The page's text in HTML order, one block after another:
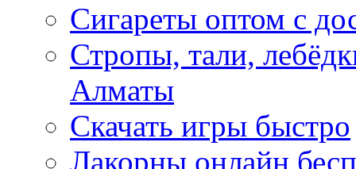
Сигареты оптом с
Стропы, тали,
Алматы
Скачать игры быстро
Лакорны онлайн